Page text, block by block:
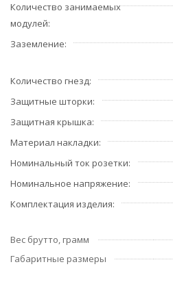
Количество занимаемых
модулей
Заземление
Количество гнезд
Защитные шторки
Защитная крышка
Материал накладки
Номинальный ток розетки
Номинальное напряжение
Комплектация изделия
Вес брутто, грамм
Габаритные размеры